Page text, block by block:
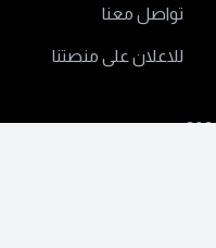
تواصل معنا
للاعلان على منصتنا
ريبورتاج.